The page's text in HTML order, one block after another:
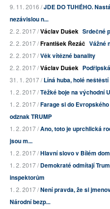
9. 11. 2016 /JDE DO TUHÉHO.
nezávislou n...
2. 2. 2017 /Václav Dušek Srdečné
2. 2. 2017 /František Řezáč Vážné
2. 2. 2017 /Věk vítězné banality
2. 2. 2017 /Václav Dušek
31. 1. 2017 /Líná huba, holé neštěstí
1. 2. 2017 /Těžké boje na východní
1. 2. 2017 /Farage si do
odznak TRUMP
1. 2. 2017 /Ano, toto je uprchlická
jsou m...
1. 2. 2017 /Hlavní slovo v Bílém
1. 2. 2017 /Demokraté odmítají
inspektorům
1. 2. 2017 /Není pravda, že si
Národní bezp...